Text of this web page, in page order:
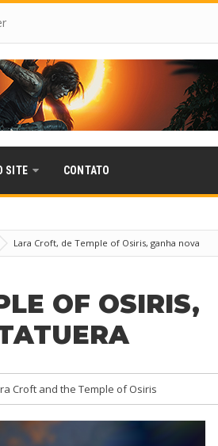
SITE CONTATO
Lara Croft, de Temple of Osiris, ganha nova
OF OSIRIS,
Croft and the Temple of Osiris